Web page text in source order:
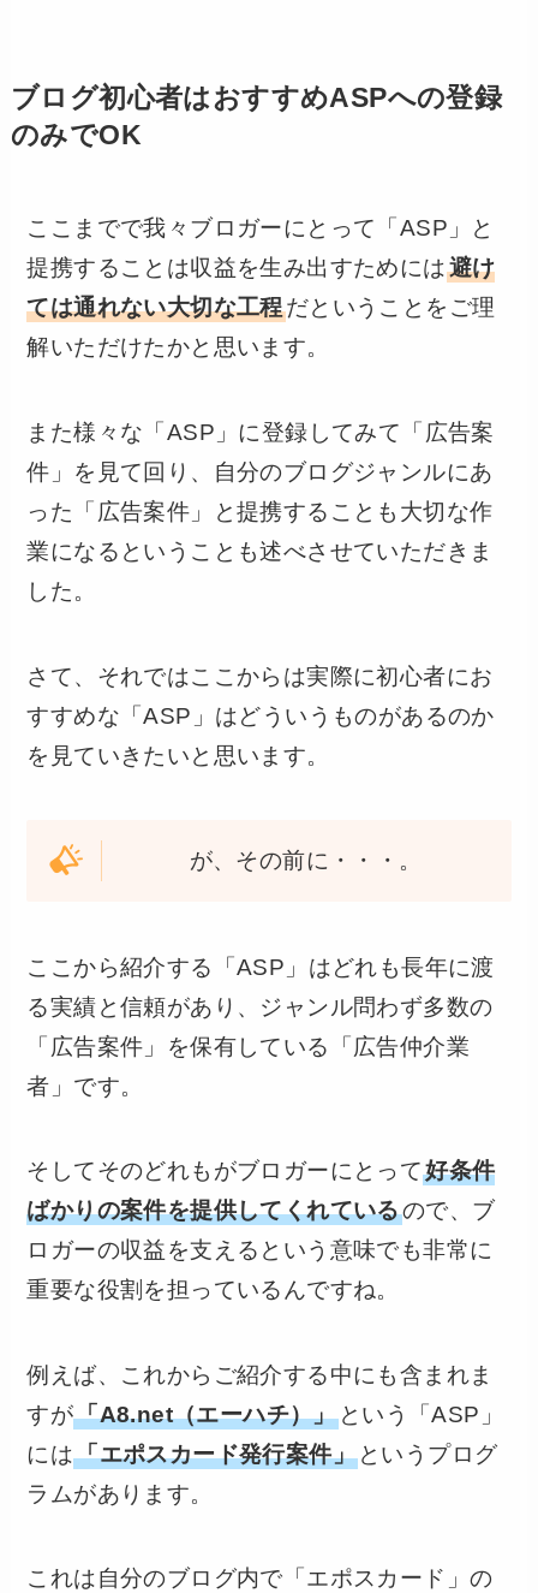
ブログ初心者はおすすめASPへの登録
のみでOK
ここまでで我々ブロガーにとって「ASP」と
提携することは収益を生み出すためには避け
ては通れない大切な工程だということをご理
解いただけたかと思います。
また様々な「ASP」に登録してみて「広告案
件」を見て回り、自分のブログジャンルにあ
った「広告案件」と提携することも大切な作
業になるということも述べさせていただきま
した。
さて、それではここからは実際に初心者にお
すすめな「ASP」はどういうものがあるのか
を見ていきたいと思います。
が、その前に・・・。
ここから紹介する「ASP」はどれも長年に渡
る実績と信頼があり、ジャンル問わず多数の
「広告案件」を保有している「広告仲介業
者」です。
そしてそのどれもがブロガーにとって好条件
ばかりの案件を提供してくれているので、ブ
ロガーの収益を支えるという意味でも非常に
重要な役割を担っているんですね。
例えば、これからご紹介する中にも含まれま
すが「A8.net（エーハチ）」という「ASP」
には「エポスカード発行案件」 というプログ
ラムがあります。
これは自分のブログ内で「エポスカード」の